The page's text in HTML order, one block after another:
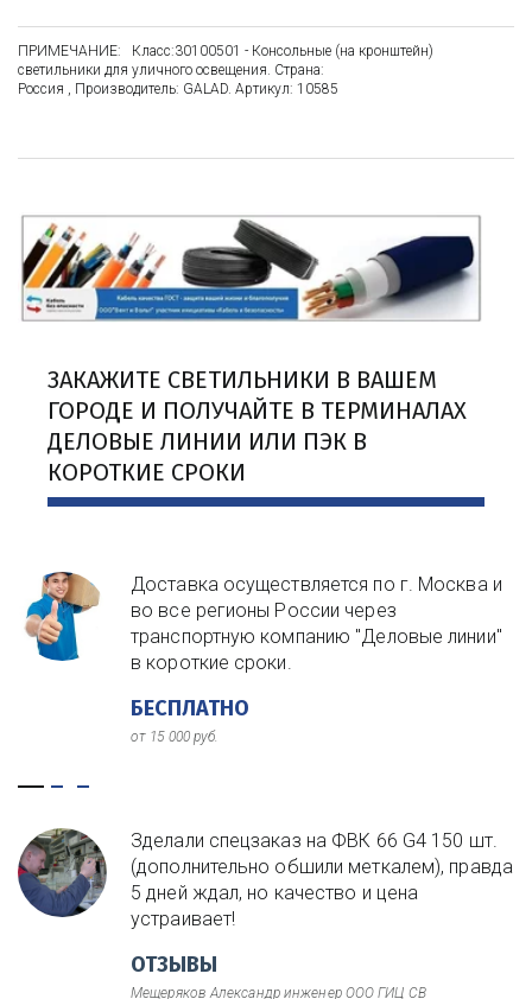
ПРИМЕЧАНИЕ:   Класс:30100501 - Консольные (на кронштейн)
светильники для уличного освещения. Страна:
Россия , Производитель: GALAD. Артикул: 10585
ЗАКАЖИТЕ СВЕТИЛЬНИКИ В ВАШЕМ
ГОРОДЕ И ПОЛУЧАЙТЕ В ТЕРМИНАЛАХ
ДЕЛОВЫЕ ЛИНИИ ИЛИ ПЭК В
КОРОТКИЕ СРОКИ
БЕСПЛАТНО
от 15 000 руб.
Доставка осуществляется по г. Москва и
во все регионы России через
транспортную компанию "Деловые линии"
в короткие сроки.
ОТЗЫВЫ
Мещеряков Александр инженер ООО ГИЦ СВ
Зделали спецзаказ на ФВК 66 G4 150 шт.
(дополнительно обшили меткалем), правда
5 дней ждал, но качество и цена
устраивает!